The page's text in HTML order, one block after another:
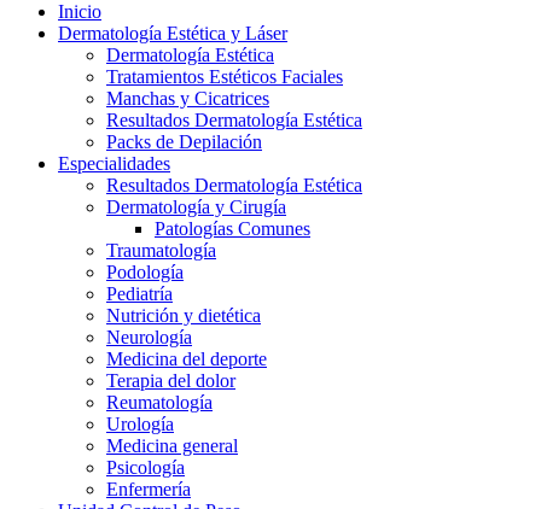
Inicio
Dermatología Estética y Láser
Dermatología Estética
Tratamientos Estéticos Faciales
Manchas y Cicatrices
Resultados Dermatología Estética
Packs de Depilación
Especialidades
Resultados Dermatología Estética
Dermatología y Cirugía
Patologías Comunes
Traumatología
Podología
Pediatría
Nutrición y dietética
Neurología
Medicina del deporte
Terapia del dolor
Reumatología
Urología
Medicina general
Psicología
Enfermería